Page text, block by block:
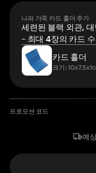
나파 가죽 카드 홀더 추가
세련된 블랙 외관,
– 최대 4장의 카드
카드 홀더
크기:
프로모션 코드
예